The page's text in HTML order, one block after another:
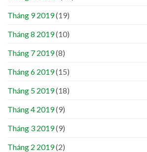
Tháng 9 2019(19)
Tháng 8 2019(10)
Tháng 7 2019(8)
Tháng 6 2019(15)
Tháng 5 2019(18)
Tháng 4 2019(9)
Tháng 3 2019(9)
Tháng 2 2019(2)